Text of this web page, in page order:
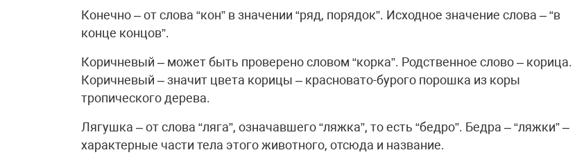
Конечно – от слова “кон” в значении “ряд, порядок”. Исходное значение слова – “в
конце концов”.
Коричневый – может быть проверено словом “корка”. Родственное слово – корица.
Коричневый – значит цвета корицы – красновато-бурого порошка из коры
тропического дерева.
Лягушка – от слова “ляга”, означавшего “ляжка”, то есть “бедро”. Бедра – “ляжки” –
характерные части тела этого животного, отсюда и название.